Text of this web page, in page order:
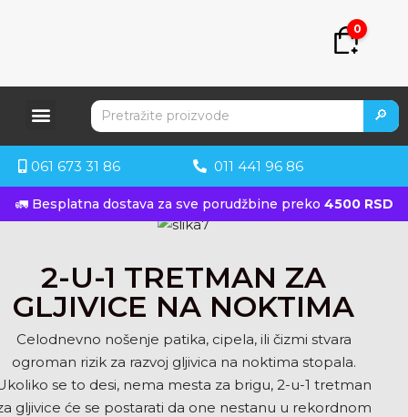
0
🔎
061 673 31 86 011 441 96 86
🚛 Besplatna dostava za sve porudžbine preko 4500 RSD
2-U-1 TRETMAN ZA
GLJIVICE NA NOKTIMA
Celodnevno nošenje patika, cipela, ili čizmi stvara
ogroman rizik za razvoj gljivica na noktima stopala.
se to desi, nema mesta za brigu, 2-u-1 tretman
gljivice će se postarati da one nestanu u rekordnom